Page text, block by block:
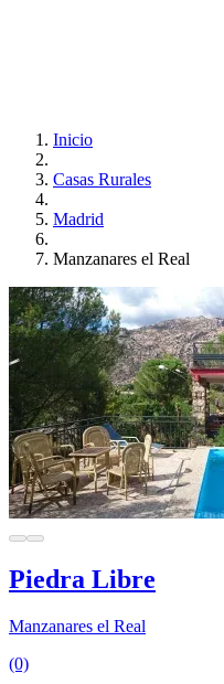
Inicio
Casas Rurales
Madrid
Manzanares el Real
Piedra Libre
Manzanares el Real
(0)